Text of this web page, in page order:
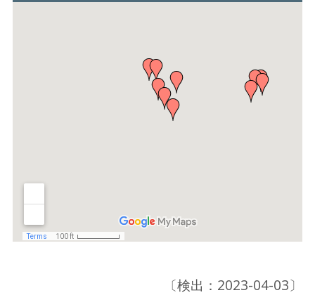
〔検出：2023-04-03〕